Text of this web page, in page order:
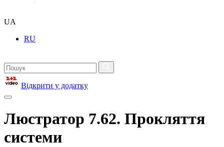
UA
RU
Відкрити у додатку
Люстратор 7.62. Прокляття
системи